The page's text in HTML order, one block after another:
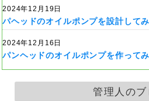
2024年12月19日
パヘッドのオイルポンプを設計して
2024年12月16日
パンヘッドのオイルポンプを作って
管理人のブ